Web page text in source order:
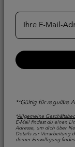
Ihre E-Mail-
**Gültig für reguläre
*Allgemeine
E-Mail findest du einen
Adresse, um dich über
Details zur Verarbeitung
deiner Einwilligung